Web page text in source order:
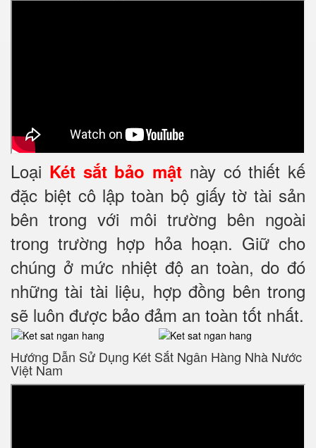
Loại Két sắt bảo mật này có thiết kế
đặc biệt cô lập toàn bộ giấy tờ tài sản
bên trong với môi trường bên ngoài
trong trường hợp hỏa hoạn. Giữ cho
chúng ở mức nhiệt độ an toàn, do đó
những tài tài liệu, hợp đồng bên trong
sẽ luôn được bảo đảm an toàn tốt nhất.
Hướng Dẫn Sử Dụng Két Sắt Ngân Hàng Nhà Nước
Việt Nam